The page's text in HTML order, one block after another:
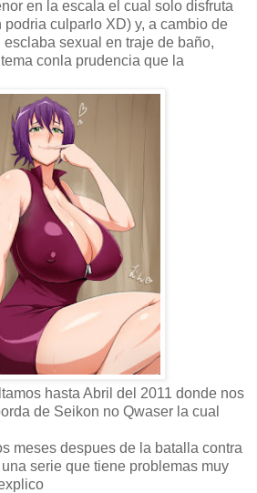
en la escala el cual solo disfruta
culparlo XD) y, a cambio de
sexual en traje de baño,
conla prudencia que la
hasta Abril del 2011 donde nos
de Seikon no Qwaser la cual
meses despues de la batalla contra
serie que tiene problemas muy